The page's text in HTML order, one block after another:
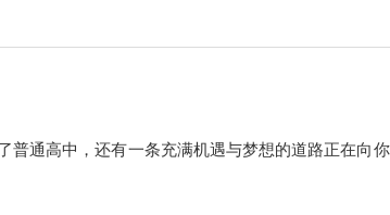
普通高中，还有一条充满机遇与梦想的道路正在